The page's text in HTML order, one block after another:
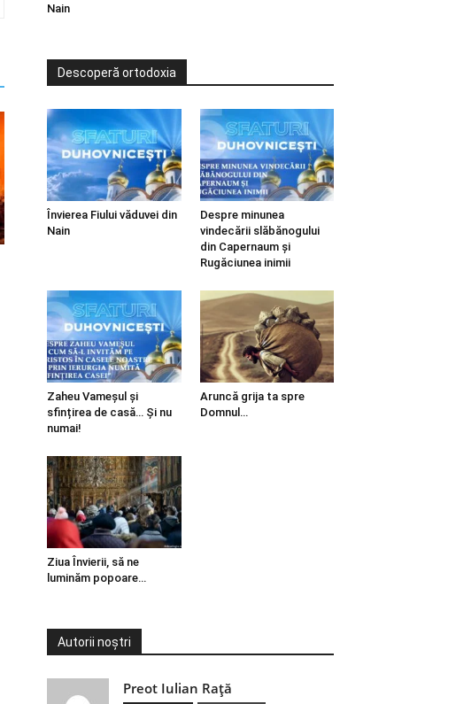
Nain
Descoperă ortodoxia
Învierea Fiului văduvei din
Nain
Despre minunea
vindecării slăbănogului
din Capernaum și
Rugăciunea inimii
Zaheu Vameșul și
sfințirea de casă… Și nu
numai!
Aruncă grija ta spre
Domnul…
Ziua Învierii, să ne
luminăm popoare…
Autorii noștri
Preot Iulian Raţă